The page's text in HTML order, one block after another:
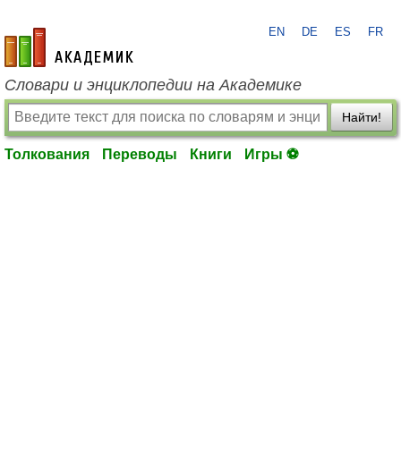
academic.ru
EN DE ES FR
Словари и энциклопедии на Академике
Найти!
Толкования Переводы Книги Игры ⚽